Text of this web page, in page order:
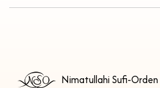
Nimatullahi Sufi-Orden